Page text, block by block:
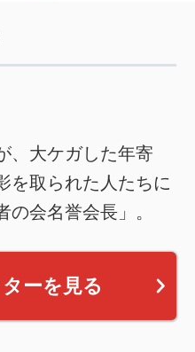
、大ケガした年寄
を取られた人たちに
の会名誉会長」。
ーを見る